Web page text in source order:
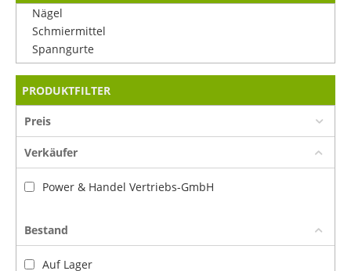
Nägel
Schmiermittel
Spanngurte
PRODUKTFILTER
Preis
Verkäufer
Power & Handel Vertriebs-GmbH
Bestand
Auf Lager